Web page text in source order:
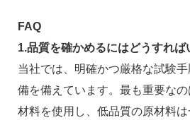
FAQ
1.品質を確かめるにはどうすれば
当社では、明確かつ厳格な試験
備を備えています。最も重要な
材料を使用し、低品質の原材料